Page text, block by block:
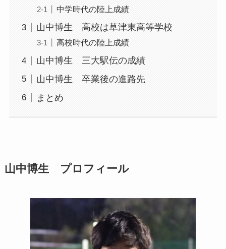
中学時代の陸上成績
山中博生 高校は草津東高等学校
高校時代の陸上成績
山中博生 三大駅伝の成績
山中博生 卒業後の進路先
まとめ
山中博生 プロフィール